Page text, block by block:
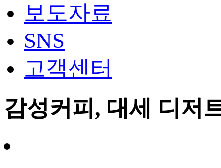
보도자료
SNS
고객센터
감성커피, 대세 디저